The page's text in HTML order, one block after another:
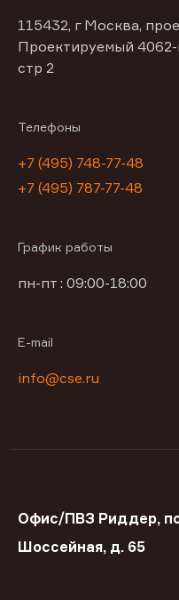
115432, г Москва,
Проектируемый 4062-
стр 2
Телефоны
+7 (495) 748-77-48
+7 (495) 787-77-48
График работы
пн-пт : 09:00-18:00
E-mail
info@cse.ru
Офис/ПВЗ Риддер,
Шоссейная, д. 65